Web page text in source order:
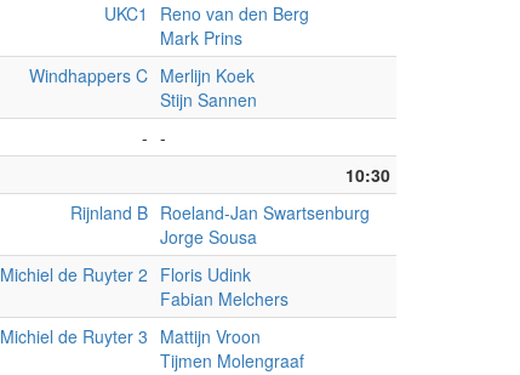
UKC1
Reno van den Berg
Mark Prins
Windhappers C Merlijn Koek
Stijn Sannen
- -
10:30
Rijnland B Roeland-Jan Swartsenburg
Jorge Sousa
Michiel de Ruyter 2 Floris Udink
Fabian Melchers
Michiel de Ruyter 3 Mattijn Vroon
Tijmen Molengraaf